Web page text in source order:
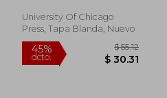
Joseph M.
University Of Chicago
Press, Tapa Blanda, Nuevo